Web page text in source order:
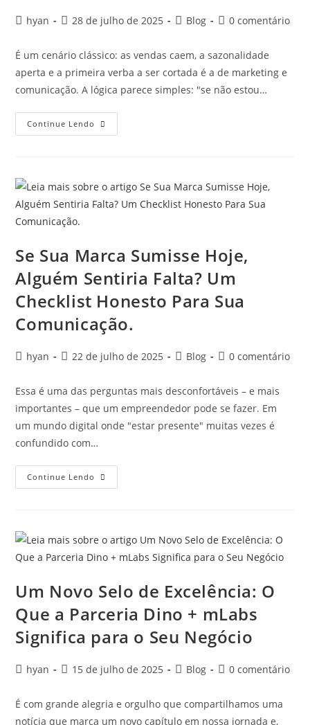
hyan 28 de julho de 2025 Blog 0 comentário
É um cenário clássico: as vendas caem, a sazonalidade
aperta e a primeira verba a ser cortada é a de marketing e
comunicação. A lógica parece simples: "se não estou…
Continue Lendo
Se Sua Marca Sumisse Hoje,
Alguém Sentiria Falta? Um
Checklist Honesto Para Sua
Comunicação.
hyan 22 de julho de 2025 Blog 0 comentário
Essa é uma das perguntas mais desconfortáveis – e mais
importantes – que um empreendedor pode se fazer. Em
um mundo digital onde "estar presente" muitas vezes é
confundido com…
Continue Lendo
Um Novo Selo de Excelência: O
Que a Parceria Dino + mLabs
Significa para o Seu Negócio
hyan 15 de julho de 2025 Blog 0 comentário
É com grande alegria e orgulho que compartilhamos uma
notícia que marca um novo capítulo em nossa jornada e,